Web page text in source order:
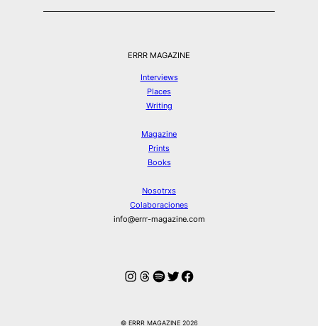
ERRR MAGAZINE
Interviews
Places
Writing
Magazine
Prints
Books
Nosotrxs
Colaboraciones
info@errr-magazine.com
Instagram
Hilos
Spotify
Twitter
Facebook
© ERRR MAGAZINE 2026